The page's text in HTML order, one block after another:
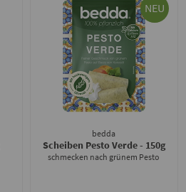
NEU
bedda
Scheiben Pesto Verde- 150g
schmecken nach grünem Pesto